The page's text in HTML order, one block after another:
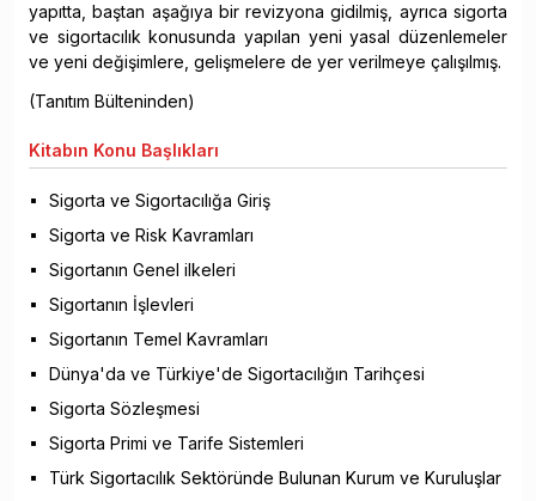
yapıtta, baştan aşağıya bir revizyona gidilmiş, ayrıca sigorta
ve sigortacılık konusunda yapılan yeni yasal düzenlemeler
ve yeni değişimlere, gelişmelere de yer verilmeye çalışılmış.
(Tanıtım Bülteninden)
Kitabın Konu Başlıkları
Sigorta ve Sigortacılığa Giriş
Sigorta ve Risk Kavramları
Sigortanın Genel ilkeleri
Sigortanın İşlevleri
Sigortanın Temel Kavramları
Dünya'da ve Türkiye'de Sigortacılığın Tarihçesi
Sigorta Sözleşmesi
Sigorta Primi ve Tarife Sistemleri
Türk Sigortacılık Sektöründe Bulunan Kurum ve Kuruluşlar